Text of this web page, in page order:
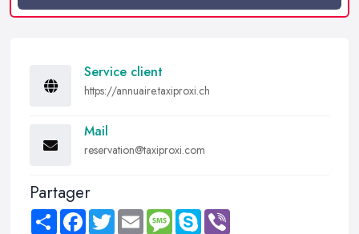
Service client
https://annuaire.taxiproxi.ch
Mail
reservation@taxiproxi.com
Partager
Share FacebookTwitter Email MessageSkype